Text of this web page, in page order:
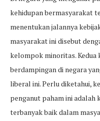
kehidupan bermasyarakat
menentukan jalannya
masyarakat ini disebut
kelompok minoritas.
berdampingan di negara
liberal ini. Perlu diketahui,
penganut paham ini
terbanyak baik dalam